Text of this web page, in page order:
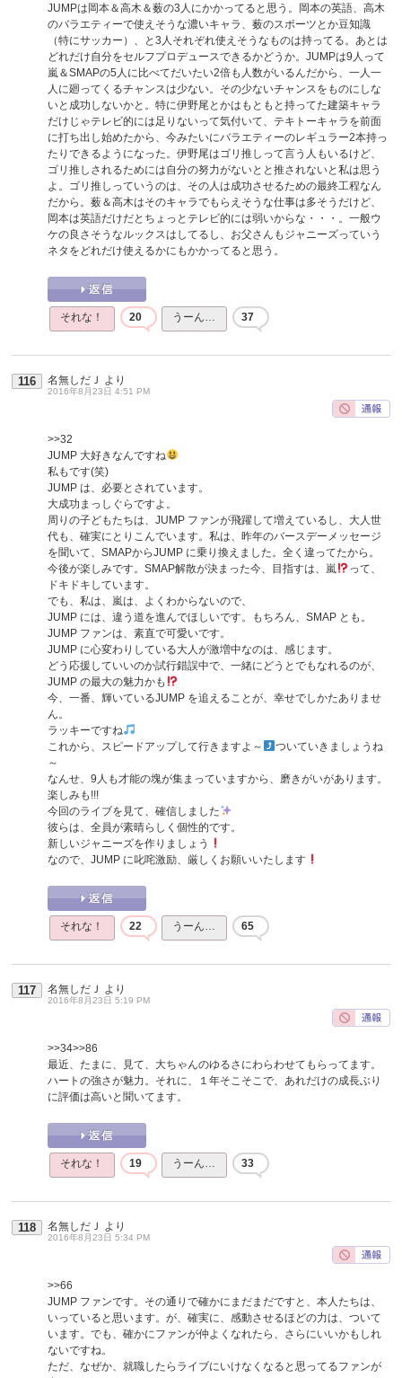
JUMPは岡本＆高木＆薮の3人にかかってると思う。岡本の英語、高木
のバラエティーで使えそうな濃いキャラ、薮のスポーツとか豆知識
（特にサッカー）、と3人それぞれ使えそうなものは持ってる。あとは
どれだけ自分をセルフプロデュースできるかどうか。JUMPは9人って
嵐＆SMAPの5人に比べてだいたい2倍も人数がいるんだから、一人一
人に廻ってくるチャンスは少ない。その少ないチャンスをものにしな
いと成功しないかと。特に伊野尾とかはもともと持ってた建築キャラ
だけじゃテレビ的には足りないって気付いて、テキトーキャラを前面
に打ち出し始めたから、今みたいにバラエティーのレギュラー2本持っ
たりできるようになった。伊野尾はゴリ推しって言う人もいるけど、
ゴリ推しされるためには自分の努力がないとと推されないと私は思う
よ。ゴリ推しっていうのは、その人は成功させるための最終工程なん
だから。薮＆高木はそのキャラでもらえそうな仕事は多そうだけど、
岡本は英語だけだとちょっとテレビ的には弱いからな・・・。一般ウ
ケの良さそうなルックスはしてるし、お父さんもジャニーズっていう
ネタをどれだけ使えるかにもかかってると思う。
それな！ 20 うーん… 37
116 名無しだＪ より
2016年8月23日 4:51 PM
>>32
JUMP 大好きなんですね
私もです(笑)
JUMP は、必要とされています。
大成功まっしぐらですよ。
周りの子どもたちは、JUMP ファンが飛躍して増えているし、大人世
代も、確実にとりこんでいます。私は、昨年のバースデーメッセージ
を聞いて、SMAPからJUMP に乗り換えました。全く違ってたから。
今後が楽しみです。SMAP解散が決まった今、目指すは、嵐
って、
ドキドキしています。
でも、私は、嵐は、よくわからないので、
JUMP には、違う道を進んでほしいです。もちろん、SMAP とも。
JUMP ファンは、素直で可愛いです。
JUMP に心変わりしている大人が激増中なのは、感じます。
どう応援していいのか試行錯誤中で、一緒にどうとでもなれるのが、
JUMP の最大の魅力かも
今、一番、輝いているJUMP を追えることが、幸せでしかたありませ
ん。
ラッキーですね
これから、スピードアップして行きますよ～
ついていきましょうね
～
なんせ、9人も才能の塊が集まっていますから、磨きがいがあります。
楽しみも!!!
今回のライブを見て、確信しました
彼らは、全員が素晴らしく個性的です。
新しいジャニーズを作りましょう
なので、JUMP に叱咤激励、厳しくお願いいたします
それな！ 22 うーん… 65
117 名無しだＪ より
2016年8月23日 5:19 PM
>>34>>86
最近、たまに、見て、大ちゃんのゆるさにわらわせてもらってます。
ハートの強さが魅力。それに、１年そこそこで、あれだけの成長ぶり
に評価は高いと聞いてます。
それな！ 19 うーん… 33
118 名無しだＪ より
2016年8月23日 5:34 PM
>>66
JUMP ファンです。その通りで確かにまだまだですと、本人たちは、
いっていると思います。が、確実に、感動させるほどの力は、ついて
います。でも、確かにファンが仲よくなれたら、さらにいいかもしれ
ないですね。
ただ、なぜか、就職したらライブにいけなくなると思ってるファンが